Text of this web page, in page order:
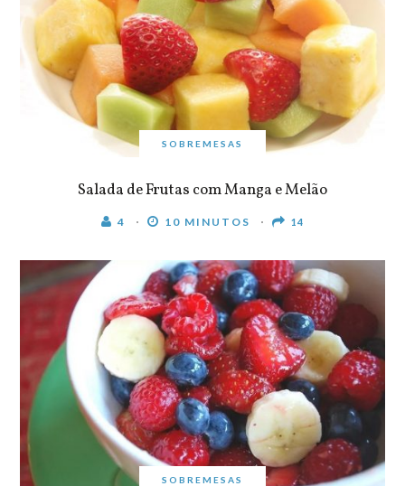
SOBREMESAS
Salada de Frutas com Manga e Melão
4 10 MINUTOS 14
SOBREMESAS